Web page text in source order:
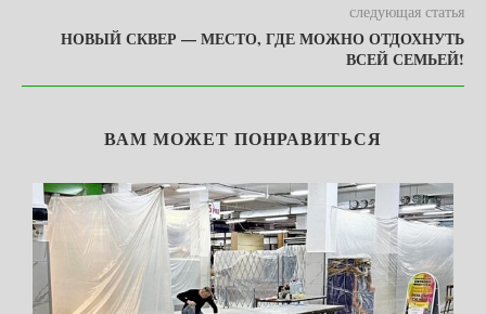
следующая статья
НОВЫЙ СКВЕР — МЕСТО, ГДЕ МОЖНО ОТДОХНУТЬ
ВСЕЙ СЕМЬЕЙ!
ВАМ МОЖЕТ ПОНРАВИТЬСЯ